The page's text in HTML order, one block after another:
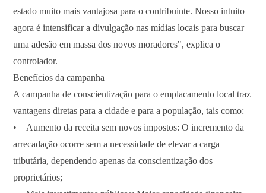
estado muito mais vantajosa para o contribuinte. Nosso intuito
agora é intensificar a divulgação nas mídias locais para buscar
uma adesão em massa dos novos moradores", explica o
controlador.
Benefícios da campanha
A campanha de conscientização para o emplacamento local traz
vantagens diretas para a cidade e para a população, tais como:
• Aumento da receita sem novos impostos: O incremento da
arrecadação ocorre sem a necessidade de elevar a carga
tributária, dependendo apenas da conscientização dos
proprietários;